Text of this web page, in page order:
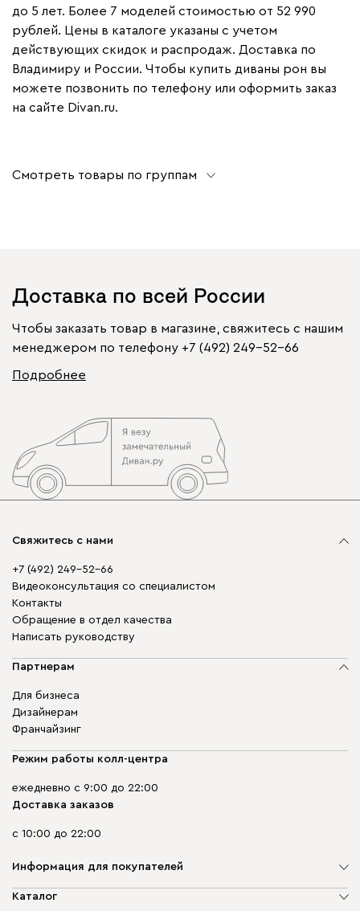
до 5 лет. Более 7 моделей стоимостью от 52 990
рублей. Цены в каталоге указаны с учетом
действующих скидок и распродаж. Доставка по
Владимиру и России. Чтобы купить диваны рон вы
можете позвонить по телефону или оформить заказ
на сайте Divan.ru.
Смотреть товары по группам
Доставка по всей России
Чтобы заказать товар в магазине, свяжитесь с нашим
менеджером по телефону +7 (492) 249-52-66
Подробнее
Свяжитесь с нами
+7 (492) 249-52-66
Видеоконсультация со специалистом
Контакты
Обращение в отдел качества
Написать руководству
Партнерам
Для бизнеса
Дизайнерам
Франчайзинг
Режим работы колл-центра
ежедневно с 9:00 до 22:00
Доставка заказов
с 10:00 до 22:00
Информация для покупателей
О компании
Каталог